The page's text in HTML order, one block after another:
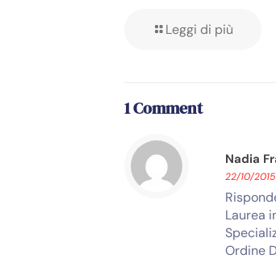
Leggi di più
1 Comment
Nadia
22/10/2015
Laurea
Ordine